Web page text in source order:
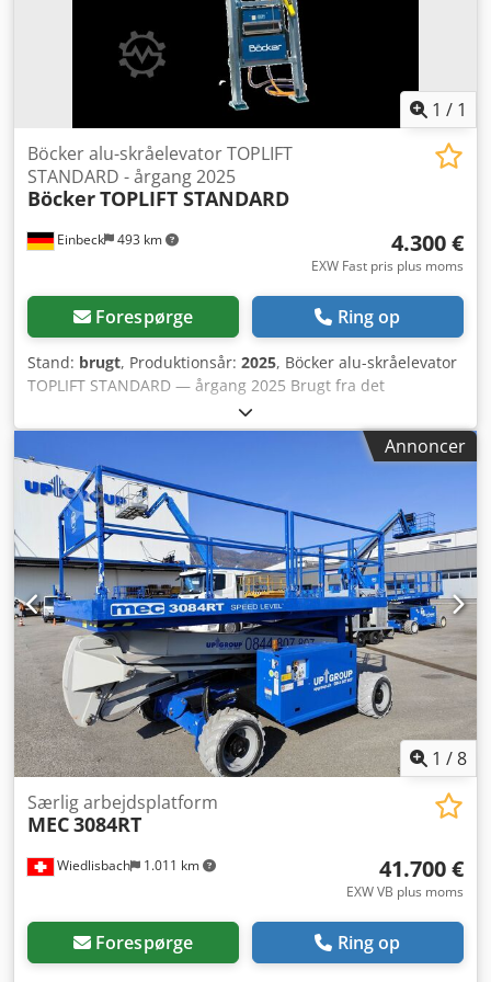
1 / 1
Einbeck 493 km
Böcker alu-skråelevator TOPLIFT
STANDARD - årgang 2025
BöckerTOPLIFT STANDARD
4.300 €
EXW Fast pris plus moms
Forespørge Ring op
Stand: brugt, Produktionsår: 2025, Böcker alu-skråelevator
TOPLIFT STANDARD — årgang 2025 Brugt fra det
professionelle udlejningsprogram hos Kurt König
Baumaschinen GmbH, Einbeck. Tilstand & bemærkninger: -
Tilstand: Brugt udlejningsmaskine, regelmæssigt
vedligeholdt - Funktion: Fuldt funktionsdygtig -
Produktbilledet viser et tilsvarende apparat i ny stand –
den faktiske tilstand varierer afhængigt af brugstiden
Djdpfx Amoyz Uqgoxeck - Besigtigelse kan aftales i 37574
Einbeck Pris 4.950 EUR ekskl. moms | EXW Einbeck |
Levering efter forespørgsel
Annoncer
1 /8
Wiedlisbach 1.011 km
Særlig arbejdsplatform
MEC3084RT
41.700 €
EXW VB plus moms
Forespørge Ring op